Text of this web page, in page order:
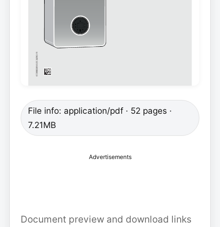
File info: application/pdf · 52 pages ·
7.21MB
Advertisements
Document preview and download links